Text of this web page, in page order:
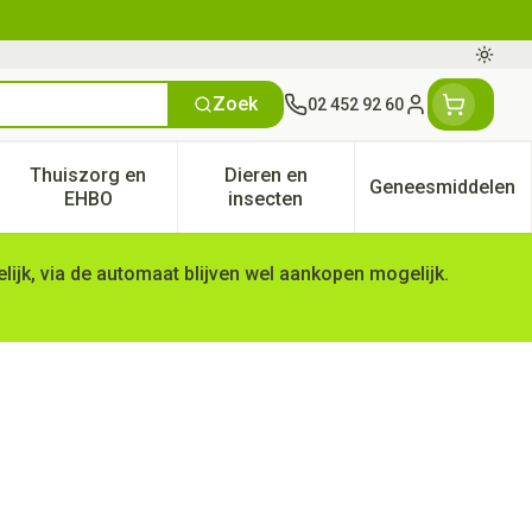
Zoek 02 452 92 60
Klant menu
categorie
voor Natuur geneeskunde categorie
Thuiszorg en
EHBOToon submenu voor Thuiszorg en EHBO categorie
Dieren en
insectenToon submenu voor Dieren
Geneesmiddelen
Toon
via de automaat blijven wel aankopen mogelijk.